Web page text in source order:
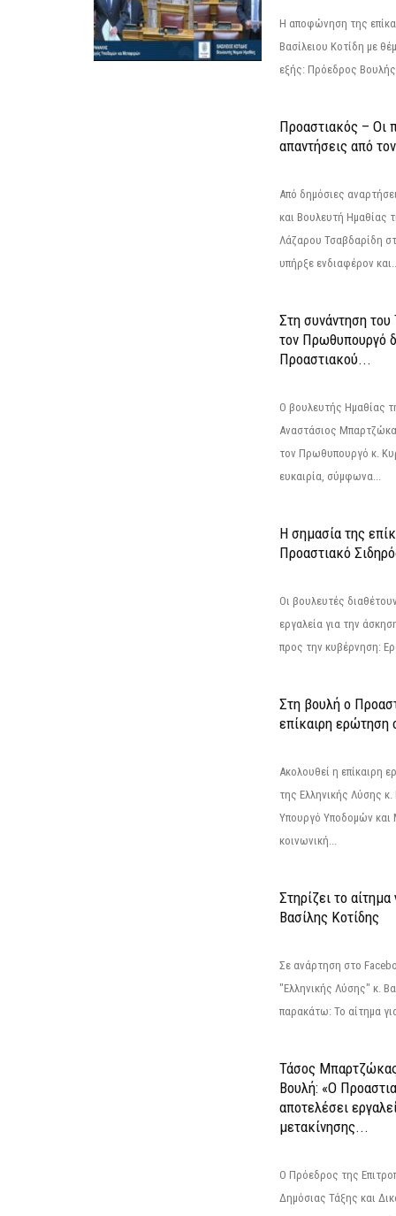
Η αποφώνηση της
Βασίλειου Κοτίδη με
εξής: Πρόεδρος
Προαστιακός – Οι
απαντήσεις από
Από δημόσιες
και Βουλευτή Ημαθίας
Λάζαρου Τσαβδαρίδη
υπήρξε ενδιαφέρον
Στη συνάντηση
τον Πρωθυπουργό
Προαστιακού...
Ο βουλευτής Ημαθίας
Αναστάσιος
τον Πρωθυπουργό κ.
ευκαιρία, σύμφωνα...
Η σημασία της
Προαστιακό
Οι βουλευτές
εργαλεία για την
προς την κυβέρνηση:
Στη βουλή ο
επίκαιρη ερώτηση
Ακολουθεί η επίκαιρη
της Ελληνικής Λύσης
Υπουργό Υποδομών
κοινωνική...
Στηρίζει το
Βασίλης Κοτίδης
Σε ανάρτηση στο
"Ελληνικής Λύσης" κ.
παρακάτω: Το αίτημα
Τάσος
Βουλή: «Ο
αποτελέσει
μετακίνησης...
Ο Πρόεδρος της
Δημόσιας Τάξης και